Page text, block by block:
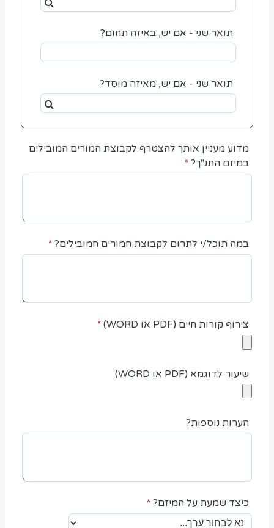
תואר שני - אם יש, באיזה תחום?
תואר שני - אם יש, מאיזה מוסד?
מדוע מעניין אותך להצטרף לקבוצת המורים המובילים
במיזם התנ"ך?
במה תוכל/י לתרום לקבוצת המורים המובילים?
צירוף קורות חיים (PDF או WORD)
שיעור לדוגמא (PDF או WORD)
הערות נוספות?
כיצד שמעת על המיזם?